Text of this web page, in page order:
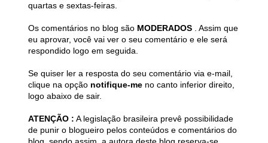
quartas e sextas-feiras.
Os comentários no blog são MODERADOS
. Assim que
eu aprovar, você vai ver o seu comentário e ele será
respondido logo em seguida.
Se quiser ler a resposta do seu comentário via e-mail,
clique na opção notifique-me no canto inferior direito,
logo abaixo de sair.
ATENÇÃO : A legislação brasileira prevê possibilidade
de punir o blogueiro pelos conteúdos e comentários do